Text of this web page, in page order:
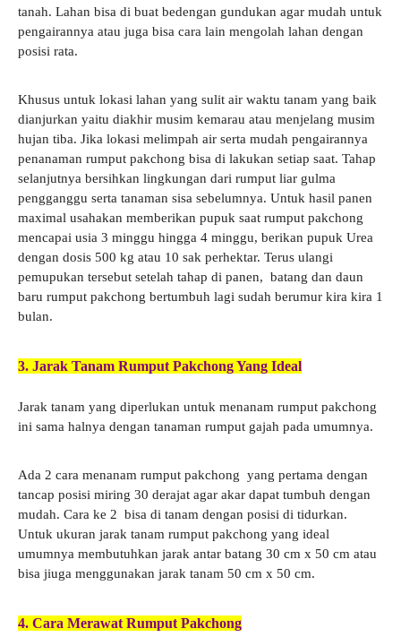
tanah. Lahan bisa di buat bedengan gundukan agar mudah untuk
pengairannya atau juga bisa cara lain mengolah lahan dengan
posisi rata.
Khusus untuk lokasi lahan yang sulit air waktu tanam yang baik
dianjurkan yaitu diakhir musim kemarau atau menjelang musim
hujan tiba. Jika lokasi melimpah air serta mudah pengairannya
penanaman rumput pakchong bisa di lakukan setiap saat. Tahap
selanjutnya bersihkan lingkungan dari rumput liar gulma
pengganggu serta tanaman sisa sebelumnya. Untuk hasil panen
maximal usahakan memberikan pupuk saat rumput pakchong
mencapai usia 3 minggu hingga 4 minggu, berikan pupuk Urea
dengan dosis 500 kg atau 10 sak perhektar. Terus ulangi
pemupukan tersebut setelah tahap di panen, batang dan daun
baru rumput pakchong bertumbuh lagi sudah berumur kira kira 1
bulan.
3. Jarak Tanam Rumput Pakchong Yang Ideal
Jarak tanam yang diperlukan untuk menanam rumput pakchong
ini sama halnya dengan tanaman rumput gajah pada umumnya.
Ada 2 cara menanam rumput pakchong yang pertama dengan
tancap posisi miring 30 derajat agar akar dapat tumbuh dengan
mudah. Cara ke 2 bisa di tanam dengan posisi di tidurkan.
Untuk ukuran jarak tanam rumput pakchong yang ideal
umumnya membutuhkan jarak antar batang 30 cm x 50 cm atau
bisa jiuga menggunakan jarak tanam 50 cm x 50 cm.
4. Cara Merawat Rumput Pakchong